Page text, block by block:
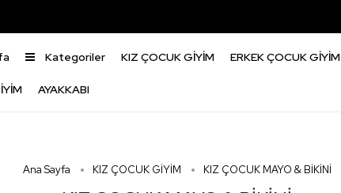
Kategoriler KIZ ÇOCUK GİYİM ERKEK ÇOCUK GİYİM
AYAKKABI
Ana Sayfa KIZ ÇOCUK GİYİM KIZ ÇOCUK MAYO & BİKİNİ